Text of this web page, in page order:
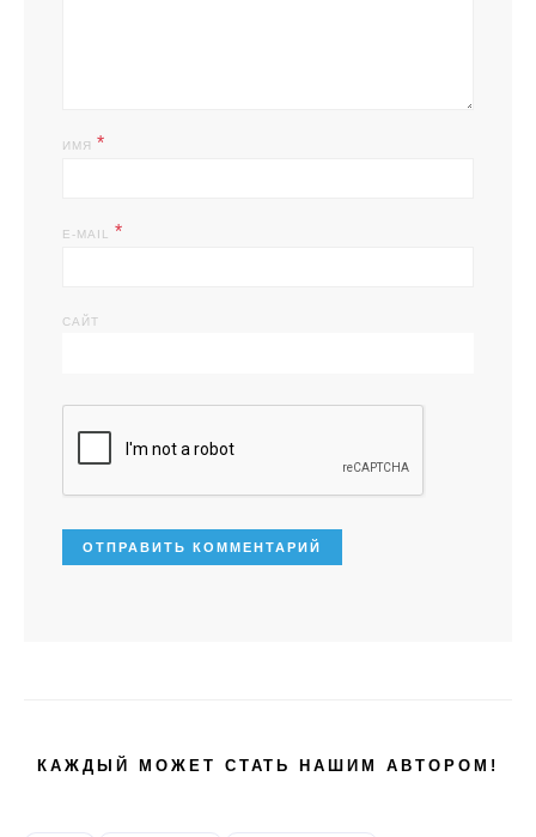
ИМЯ *
E-MAIL *
САЙТ
КАЖДЫЙ МОЖЕТ СТАТЬ НАШИМ АВТОРОМ!